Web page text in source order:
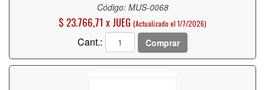
Código: MUS-0068
$ 23.766,71 x JUEG (Actualizado el 1/7/2026)
Cant.: Comprar